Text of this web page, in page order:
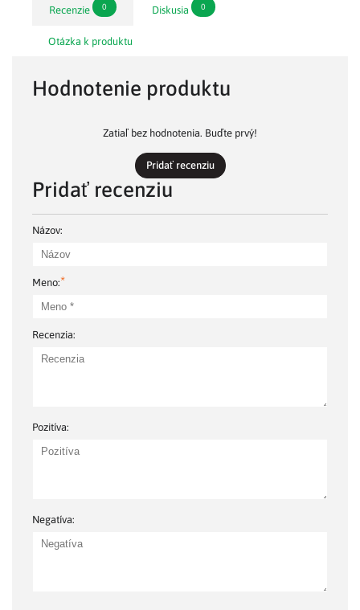
Recenzie 0 Diskusia 0
Otázka k produktu
Hodnotenie produktu
Zatiaľ bez hodnotenia. Buďte prvý!
Pridať recenziu
Pridať recenziu
Názov:
Meno:*
Recenzia:
Pozitíva:
Negatíva: